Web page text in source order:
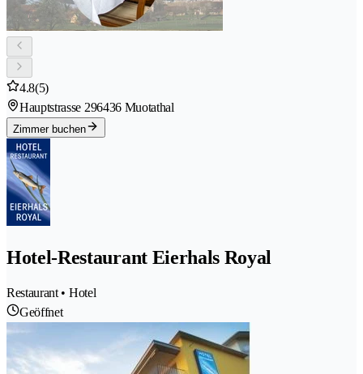
4.8(5)
Hauptstrasse 296436 Muotathal
Zimmer buchen
Hotel-Restaurant Eierhals Royal
Restaurant • Hotel
Geöffnet